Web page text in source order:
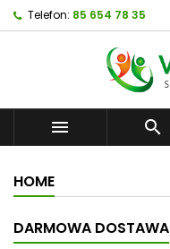
Telefon: 85 654 78 35
 
HOME
DARMOWA DOSTAWA